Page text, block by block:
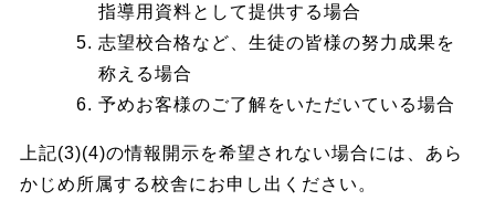
指導用資料として提供する場合
志望校合格など、生徒の皆様の努力成果を
称える場合
予めお客様のご了解をいただいている場合
上記(3)(4)の情報開示を希望されない場合には、あら
かじめ所属する校舎にお申し出ください。